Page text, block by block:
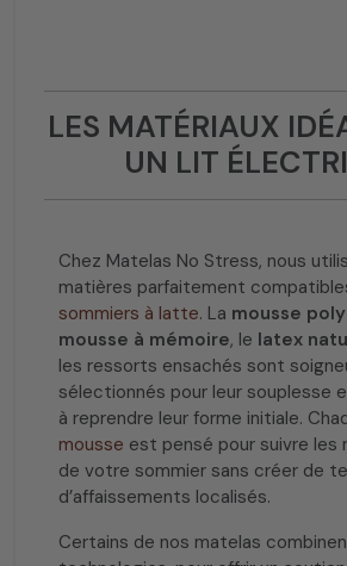
LES MATÉRIAUX
UN LIT
Chez Matelas No Stress, nous
matières parfaitement
sommiers à latte. La mousse
mousse à mémoire, le latex
les ressorts ensachés sont
sélectionnés pour leur souplesse
à reprendre leur forme initiale.
mousse est pensé pour suivre les
de votre sommier sans créer de
d’affaissements localisés.
Certains de nos matelas